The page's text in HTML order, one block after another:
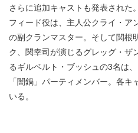
さらに追加キャストも発表された
フィード役は、主人公クライ・ア
の副クランマスター。そして関根
ク、関幸司が演じるグレッグ・ザ
るギルベルト・ブッシュの3名は
「闇鍋」パーティメンバー。各
いる。